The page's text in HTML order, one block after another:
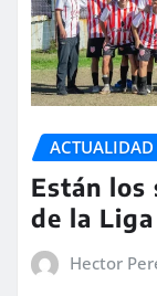
ACTUALIDAD
Están los
de la
Hector